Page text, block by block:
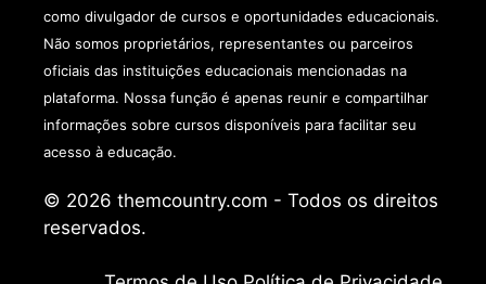
como divulgador de cursos e oportunidades educacionais.
Não somos proprietários, representantes ou parceiros
oficiais das instituições educacionais mencionadas na
plataforma. Nossa função é apenas reunir e compartilhar
informações sobre cursos disponíveis para facilitar seu
acesso à educação.
© 2026 themcountry.com - Todos os direitos
reservados.